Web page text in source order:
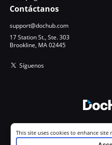
Contáctanos
support@dochub.com
17 Station St., Ste. 303
Brookline, MA 02445
Síguenos
Todos los
Cookie consent notice
This site uses cookies to enhance site
your experience. By using this site